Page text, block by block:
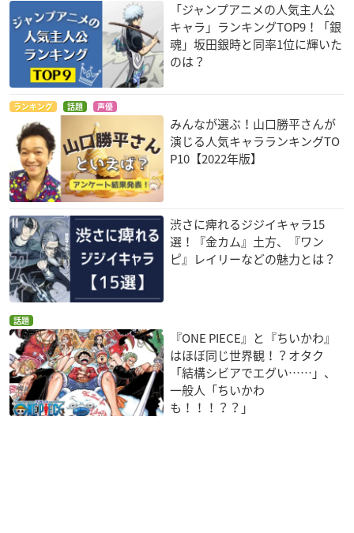
「ジャンプアニメの人気主人公
キャラ」ランキングTOP9！「銀
魂」坂田銀時と同率1位に輝いた
のは？
ランキング 話題 声優
みんなが選ぶ！山口勝平さんが
演じる人気キャラランキングTO
P10【2022年版】
渋さに痺れるジジイキャラ15
選！『金カム』土方、『ワン
ピ』レイリーなどの魅力とは？
話題
『ONE PIECE』と『ちいかわ』
はほぼ同じ世界観！？オタク
「結構シビアでエグい……」、
一般人「ちいかわ
も！！！？？」